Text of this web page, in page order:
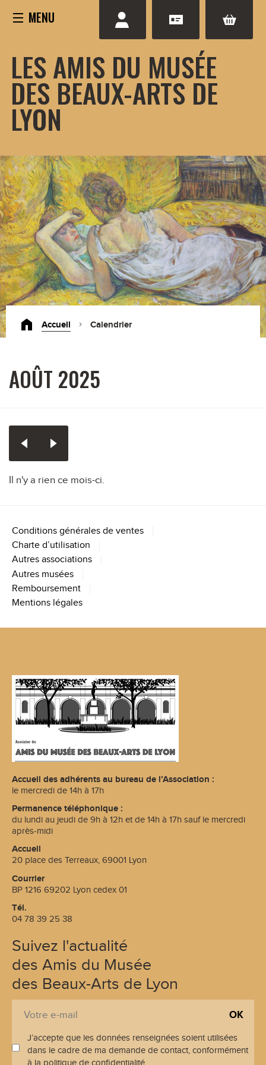
LES AMIS DU MUSÉE
DES BEAUX-ARTS DE
LYON
Accueil Calendrier
AOÛT 2025
Il n'y a rien ce mois-ci.
Conditions générales de ventes
Charte d’utilisation
Autres associations
Autres musées
Remboursement
Mentions légales
Accueil des adhérents au bureau de l’Association :
le mercredi de 14h à 17h
Permanence téléphonique :
du lundi au jeudi de 9h à 12h et de 14h à 17h sauf le mercredi
après-midi
Accueil
20 place des Terreaux, 69001 Lyon
Courrier
BP 1216 69202 Lyon cedex 01
Tél.
04 78 39 25 38
Suivez l'actualité
des Amis du Musée
des Beaux-Arts de Lyon
n
a
J’accepte que les données renseignées soient utilisées
dans le cadre de ma demande de contact, conformément
à la politique de confidentialité.